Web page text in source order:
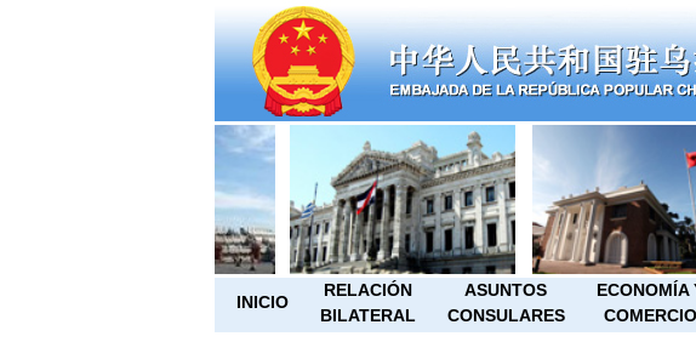
INICIO
RELACIÓN
BILATERAL
ASUNTOS
CONSULARES
ECONOMÍA
COMERCIO